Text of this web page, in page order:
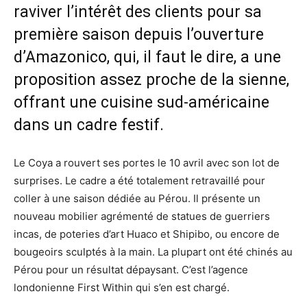
raviver l’intérêt des clients pour sa
première saison depuis l’ouverture
d’Amazonico, qui, il faut le dire, a une
proposition assez proche de la sienne,
offrant une cuisine sud-américaine
dans un cadre festif.
Le Coya a rouvert ses portes le 10 avril avec son lot de
surprises. Le cadre a été totalement retravaillé pour
coller à une saison dédiée au Pérou. Il présente un
nouveau mobilier agrémenté de statues de guerriers
incas, de poteries d’art Huaco et Shipibo, ou encore de
bougeoirs sculptés à la main. La plupart ont été chinés au
Pérou pour un résultat dépaysant. C’est l’agence
londonienne First Within qui s’en est chargé.